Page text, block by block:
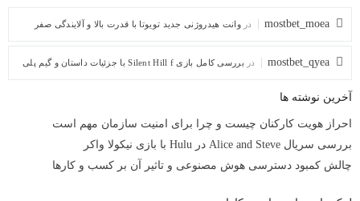
mostbet_moea در وانت هیدروژنی جدید تویوتا با قدرت بالا و آلایندگی صفر
mostbet_qyea در بررسی کامل بازی Silent Hill f با جزئیات داستان و گیم پلی
آخرین نوشته ها
احراز هویت کارکنان چیست و چرا برای امنیت سازمان مهم است
بررسی سریال Alice and Steve در Hulu با بازی نیکولا واکر
چالش کمبود دسترسی هوش مصنوعی و تاثیر آن بر کسب و کارها